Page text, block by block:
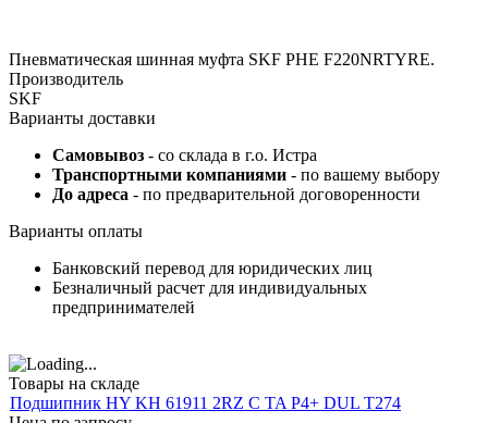
Пневматическая шинная муфта SKF PHE F220NRTYRE.
Производитель
SKF
Варианты доставки
Самовывоз - со склада в г.о. Истра
Транспортными компаниями - по вашему выбору
До адреса - по предварительной договоренности
Варианты оплаты
Банковский перевод для юридических лиц
Безналичный расчет для индивидуальных
предпринимателей
Товары на складе
Подшипник HY KH 61911 2RZ C TA P4+ DUL T274